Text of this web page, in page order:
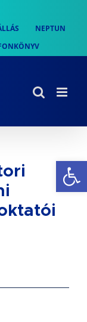
NEPTUN